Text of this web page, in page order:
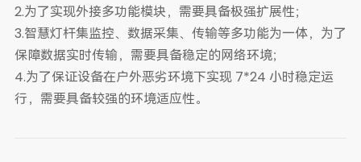
2.为了实现外接多功能模块，需要具备极强扩展性；
3.智慧灯杆集监控、数据采集、传输等多功能为一体，为了
保障数据实时传输，需要具备稳定的网络环境；
4.为了保证设备在户外恶劣环境下实现 7*24 小时稳定运
行，需要具备较强的环境适应性。